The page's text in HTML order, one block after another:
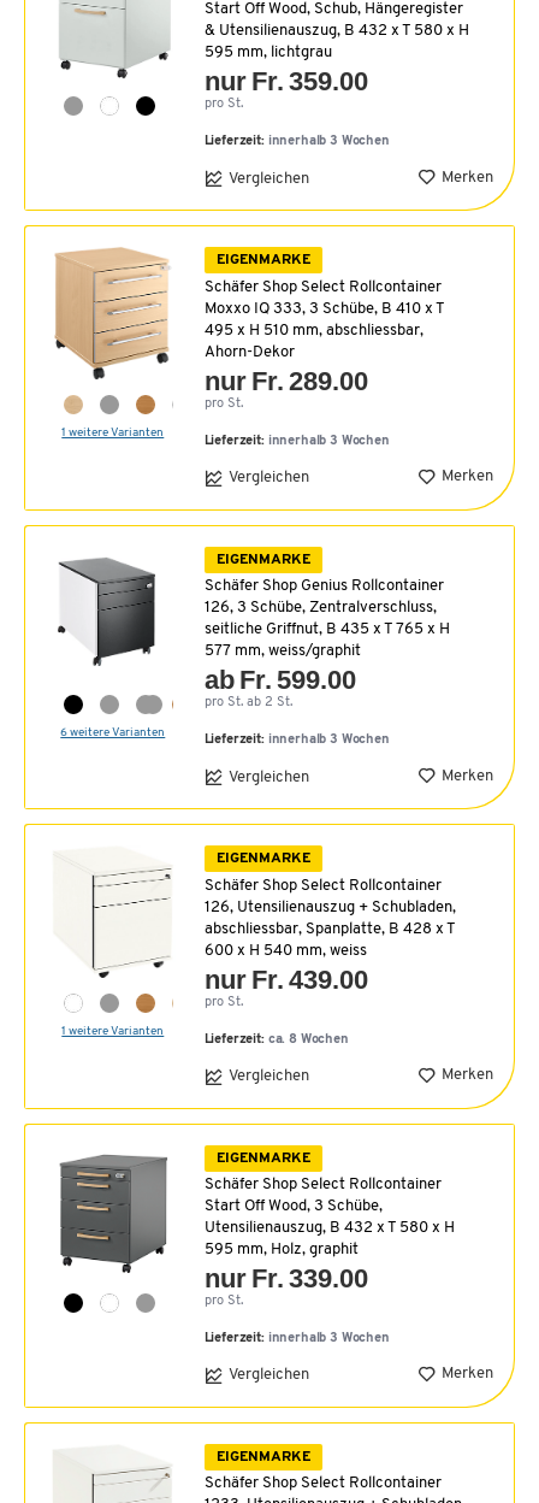
Start Off Wood, Schub, Hängeregister
& Utensilienauszug, B 432 x T 580 x H
595 mm, lichtgrau
nur Fr. 359.00
pro St.
Lieferzeit: innerhalb 3 Wochen
Vergleichen Merken
1 weitere Varianten
EIGENMARKE
Schäfer Shop Select Rollcontainer
Moxxo IQ 333, 3 Schübe, B 410 x T
495 x H 510 mm, abschliessbar,
Ahorn-Dekor
nur Fr. 289.00
pro St.
Lieferzeit: innerhalb 3 Wochen
Vergleichen Merken
6 weitere Varianten
EIGENMARKE
Schäfer Shop Genius Rollcontainer
126, 3 Schübe, Zentralverschluss,
seitliche Griffnut, B 435 x T 765 x H
577 mm, weiss/graphit
ab Fr. 599.00
pro St. ab 2 St.
Lieferzeit: innerhalb 3 Wochen
Vergleichen Merken
1 weitere Varianten
EIGENMARKE
Schäfer Shop Select Rollcontainer
126, Utensilienauszug + Schubladen,
abschliessbar, Spanplatte, B 428 x T
600 x H 540 mm, weiss
nur Fr. 439.00
pro St.
Lieferzeit: ca. 8 Wochen
Vergleichen Merken
EIGENMARKE
Schäfer Shop Select Rollcontainer
Start Off Wood, 3 Schübe,
Utensilienauszug, B 432 x T 580 x H
595 mm, Holz, graphit
nur Fr. 339.00
pro St.
Lieferzeit: innerhalb 3 Wochen
Vergleichen Merken
EIGENMARKE
Schäfer Shop Select Rollcontainer